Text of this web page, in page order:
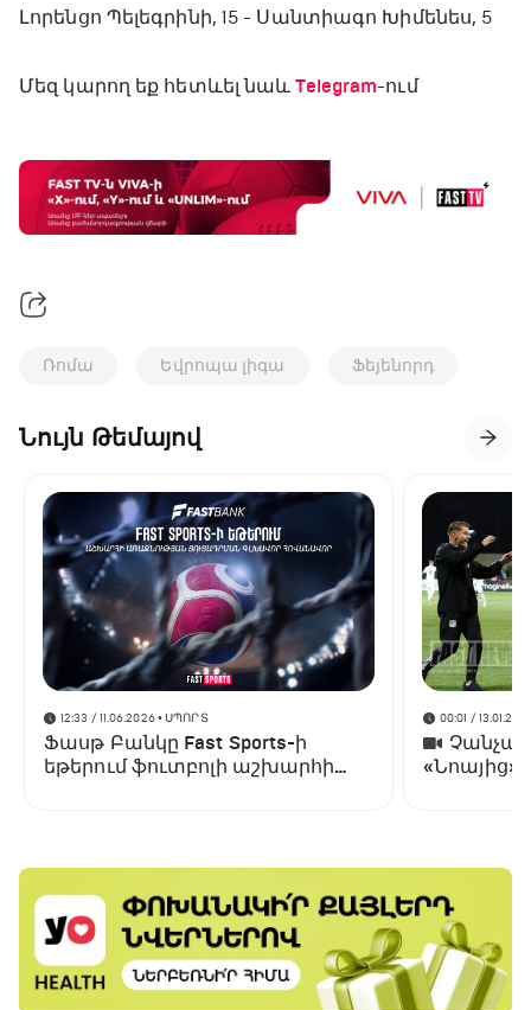
Լորենցո Պելեգրինի, 15 - Սանտիագո Խիմենես, 5
Մեզ կարող եք հետևել նաև Telegram-ում
Ռոմա Եվրոպա լիգա Ֆեյենորդ
Նույն Թեմայով
12:33 / 11.06.2026• ՍՊՈՐՏ
Ֆասթ Բանկը Fast Sports-ի
եթերում ֆուտբոլի աշխարհի
00:01 /
«Նոայից»